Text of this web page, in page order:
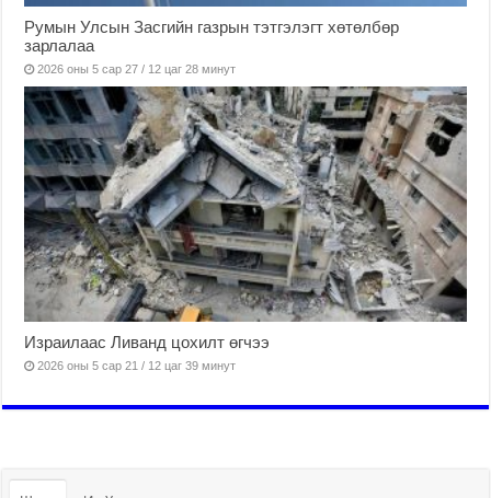
Румын Улсын Засгийн газрын тэтгэлэгт хөтөлбөр
зарлалаа
2026 оны 5 сар 27 / 12 цаг 28 минут
Израилаас Ливанд цохилт өгчээ
2026 оны 5 сар 21 / 12 цаг 39 минут